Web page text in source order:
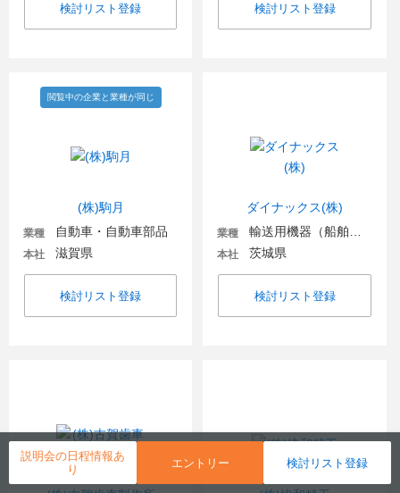
説明会の日程情報あ
り
エントリー 検討リスト登録
検討リスト登録 検討リスト登録
(株)駒月
閲覧中の企業と業種が同じ
業種 自動車・自動車部品
本社 滋賀県
検討リスト登録
ダイナックス(株)
業種
本社 茨城県
検討リスト登録